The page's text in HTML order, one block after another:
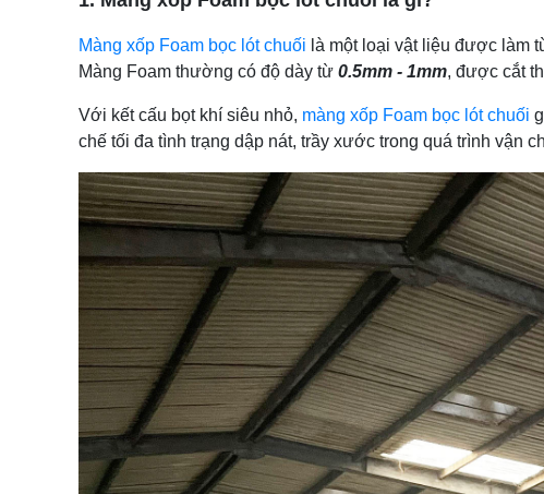
Màng xốp Foam bọc lót chuối là một loại vật liệu được làm
Màng Foam thường có độ dày từ 0.5mm - 1mm, được cắt
Với kết cấu bọt khí siêu nhỏ, màng xốp Foam bọc lót chuối
chế tối đa tình trạng dập nát, trầy xước trong quá trình vận